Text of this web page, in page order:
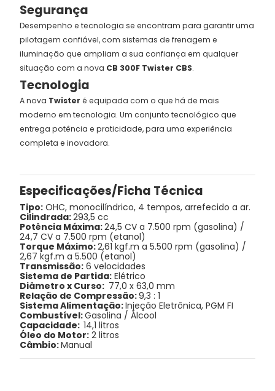
Segurança
Desempenho e tecnologia se encontram para garantir uma
pilotagem confiável, com sistemas de frenagem e
iluminação que ampliam a sua confiança em qualquer
situação com a nova CB 300F Twister CBS.
Tecnologia
A nova Twister é equipada com o que há de mais
moderno em tecnologia. Um conjunto tecnológico que
entrega potência e praticidade, para uma experiência
completa e inovadora.
Especificações/Ficha Técnica
Tipo: OHC, monocilíndrico, 4 tempos, arrefecido a ar.
Cilindrada:293,5 cc
Potência Máxima:24,5 CV a 7.500 rpm (gasolina) /
24,7 CV a 7.500 rpm (etanol)
Torque Máximo:2,61 kgf.m a 5.500 rpm (gasolina) /
2,67 kgf.m a 5.500 (etanol)
Transmissão: 6 velocidades
Sistema de Partida: Elétrico
Diâmetro x Curso: 77,0 x 63,0 mm
Relação de Compressão:9,3 : 1
Sistema Alimentação:Injeção Eletrônica, PGM FI
Combustível:Gasolina / Álcool
Capacidade: 14,1 litros
Óleo do Motor: 2 litros
Câmbio:Manual